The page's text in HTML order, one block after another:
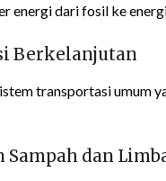
energi dari fosil ke
Berkelanjutan
transportasi umum
Sampah dan